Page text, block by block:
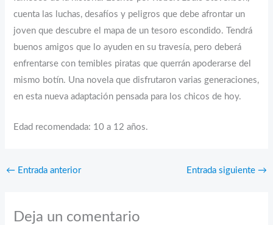
cuenta las luchas, desafíos y peligros que debe afrontar un
joven que descubre el mapa de un tesoro escondido. Tendrá
buenos amigos que lo ayuden en su travesía, pero deberá
enfrentarse con temibles piratas que querrán apoderarse del
mismo botín. Una novela que disfrutaron varias generaciones,
en esta nueva adaptación pensada para los chicos de hoy.
Edad recomendada: 10 a 12 años.
← Entrada anterior Entrada siguiente →
Deja un comentario